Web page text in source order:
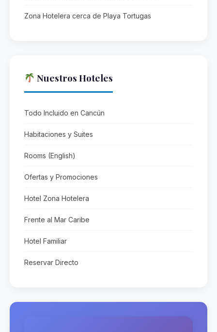
Zona Hotelera cerca de Playa Tortugas
Nuestros Hoteles
Todo Incluido en Cancún
Habitaciones y Suites
Rooms (English)
Ofertas y Promociones
Hotel Zona Hotelera
Frente al Mar Caribe
Hotel Familiar
Reservar Directo